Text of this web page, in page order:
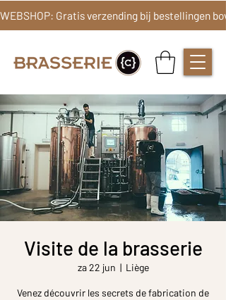
Visite de la brasserie
za 22 jun
  |
Liège
Venez découvrir les secrets de fabrication de